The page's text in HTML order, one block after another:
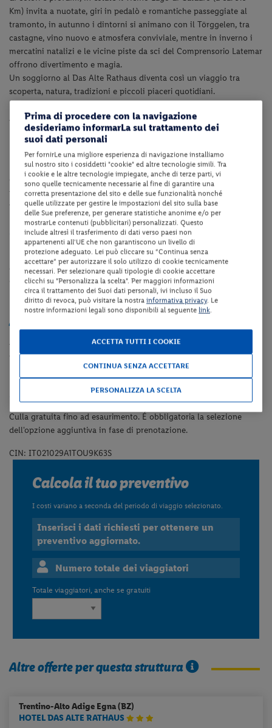
Km) invita a nuotate, giri in pedalò e romantiche passeggiate al
tramonto, in autunno i dintorni si animano con il Törggelen, tra
castagne, vino nuovo e atmosfera conviviale, mentre in inverno i
mercatini natalizi e le vicine piste da sci del Comprensorio Latemar
offrono divertimento e magia.
Un soggiorno al Das Alte Rathaus diventa così un viaggio tra
scoperta, natura, tradizioni e piccoli piaceri quotidiani.
Altitudine: ca. 214 m s.l.m.
Dotazioni della struttura
La struttura dispone di reception, ascensore, bar, ristorante à la
carte, collegamento internet Wi-Fi in tutta la struttura, piccolo
parcheggio esterno fino ad esaurimento posti, seggiolone su
richiesta.
Camere
Le camere (di ca. 23 mq) sono dotate di servizi privati,
asciugacapelli,aria condizionata,telefono,TV satellitare e
collegamento internet Wi-Fi. Le camere Standard sono dotate di
letto alla francese.
Animali
Animali di piccola taglia ammessi a pagamento (Euro 15.00 a notte
da pagare in loco - non ammessi nelle aree comuni). É obbligatoria
la selezione dell'opzione aggiuntiva in fase di prenotazione.
Culla gratuita fino ad esaurimento. É obbligatoria la selezione
dell'opzione aggiuntiva in fase di prenotazione.
CIN: IT021029A1TOU9K63S
Calcola il tuo preventivo
I costi variano a seconda del periodo di viaggio selezionato.
Inserisci i dati richiesti per ottenere un
preventivo aggiornato.
Numero totale dei viaggiatori
Totale viaggiatori, anche se gratuiti
Altre offerte per questa struttura
Trentino-Alto Adige Egna (BZ)
HOTEL DAS ALTE RATHAUS
Prima di procedere con la navigazione
desideriamo informarLa sul trattamento dei
suoi dati personali
Per fornirLe una migliore esperienza di navigazione installiamo
sul nostro sito i cosiddetti "cookie" ed altre tecnologie simili. Tra
i cookie e le altre tecnologie impiegate, anche di terze parti, vi
sono quelle tecnicamente necessarie al fine di garantire una
corretta presentazione del sito e delle sue funzionalità nonché
quelle utilizzate per gestire le impostazioni del sito sulla base
delle Sue preferenze, per generare statistiche anonime e/o per
mostrarLe contenuti (pubblicitari) personalizzati. Questo
include altresì il trasferimento di dati verso paesi non
appartenenti all'UE che non garantiscono un livello di
protezione adeguato. Lei può cliccare su “Continua senza
accettare” per autorizzare il solo utilizzo di cookie tecnicamente
necessari. Per selezionare quali tipologie di cookie accettare
clicchi su "Personalizza la scelta". Per maggiori informazioni
circa il trattamento dei Suoi dati personali, ivi incluso il Suo
diritto di revoca, può visitare la nostra informativa privacy. Le
nostre informazioni legali sono disponibili al seguente link.
ACCETTA TUTTI I COOKIE
CONTINUA SENZA ACCETTARE
PERSONALIZZA LA SCELTA